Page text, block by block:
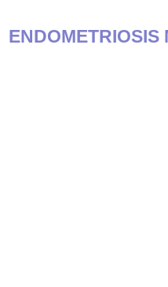
ENDOMETRIOSIS